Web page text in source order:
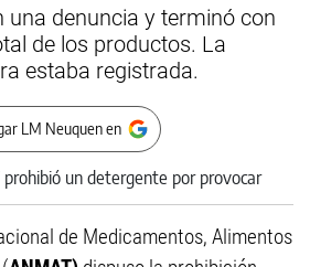
una denuncia y terminó con
de los productos. La
estaba registrada.
LM Neuquen en
de Medicamentos, Alimentos